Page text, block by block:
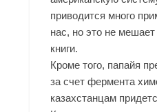
приводится много
нас, но это не
книги.
Кроме того, папайя
за счет фермента
казахстанцам